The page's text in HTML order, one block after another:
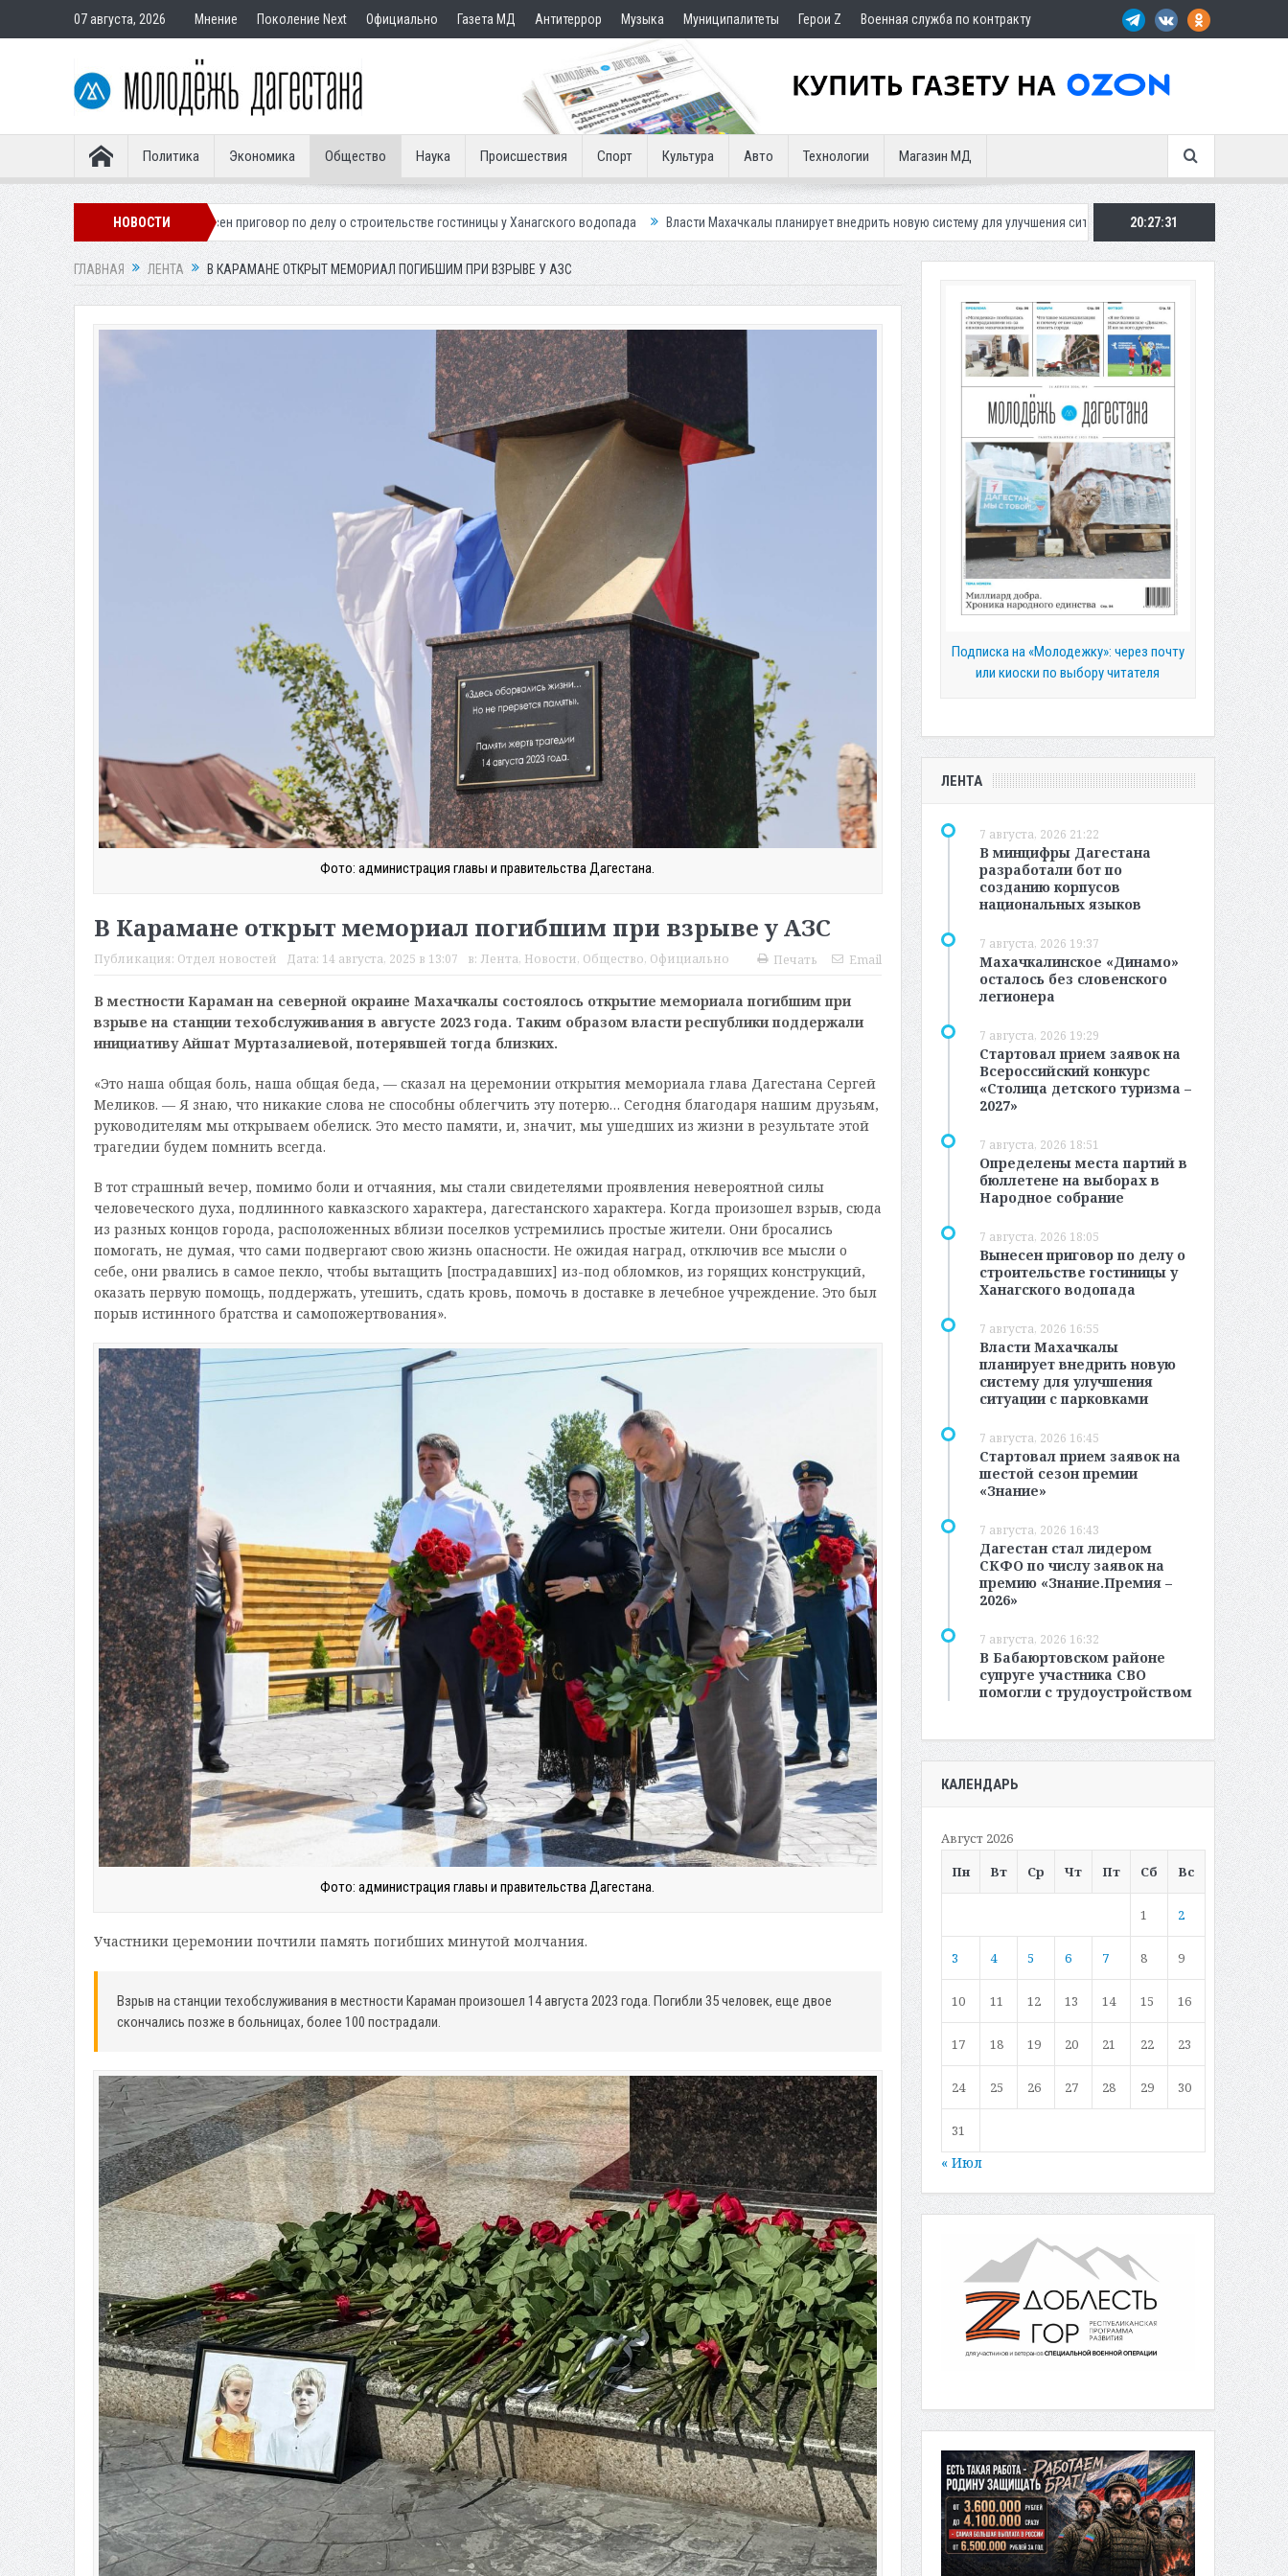
07 августа, 2026 Мнение Поколение Next Официально Газета МД Антитеррор Музыка Муниципалитеты Герои Z Военная служба по контракту
Политика Экономика Общество Наука Происшествия Спорт Культура Авто Технологии Магазин МД
НОВОСТИ
Вынесен приговор по делу о строительстве гостиницы у Ханагского водопада Власти Махачкалы планирует внедрить новую систему для улучшения ситуации с парковками Махачкалинское «Динамо»
20:27:33
ГЛАВНАЯ ЛЕНТА В КАРАМАНЕ ОТКРЫТ МЕМОРИАЛ ПОГИБШИМ ПРИ ВЗРЫВЕ У АЗС
Фото: администрация главы и правительства Дагестана.
В Карамане открыт мемориал погибшим при взрыве у АЗС
Публикация: Отдел новостей Дата: 14 августа, 2025 в 13:07 в: Лента, Новости, Общество, Официально Печать Email
В местности Караман на северной окраине Махачкалы состоялось открытие мемориала погибшим при
взрыве на станции техобслуживания в августе 2023 года. Таким образом власти республики поддержали
инициативу Айшат Муртазалиевой, потерявшей тогда близких.
«Это наша общая боль, наша общая беда, — сказал на церемонии открытия мемориала глава Дагестана Сергей
Меликов. — Я знаю, что никакие слова не способны облегчить эту потерю… Сегодня благодаря нашим друзьям,
руководителям мы открываем обелиск. Это место памяти, и, значит, мы ушедших из жизни в результате этой
трагедии будем помнить всегда.
В тот страшный вечер, помимо боли и отчаяния, мы стали свидетелями проявления невероятной силы
человеческого духа, подлинного кавказского характера, дагестанского характера. Когда произошел взрыв, сюда
из разных концов города, расположенных вблизи поселков устремились простые жители. Они бросались
помогать, не думая, что сами подвергают свою жизнь опасности. Не ожидая наград, отключив все мысли о
себе, они рвались в самое пекло, чтобы вытащить [пострадавших] из-под обломков, из горящих конструкций,
оказать первую помощь, поддержать, утешить, сдать кровь, помочь в доставке в лечебное учреждение. Это был
порыв истинного братства и самопожертвования».
Фото: администрация главы и правительства Дагестана.
Участники церемонии почтили память погибших минутой молчания.
Взрыв на станции техобслуживания в местности Караман произошел 14 августа 2023 года. Погибли 35 человек, еще двое
скончались позже в больницах, более 100 пострадали.
Подписка на «Молодежку»: через почту
или киоски по выбору читателя
ЛЕНТА
7 августа, 2026 21:22
В минцифры Дагестана
разработали бот по
созданию корпусов
национальных языков
7 августа, 2026 19:37
Махачкалинское «Динамо»
осталось без словенского
легионера
7 августа, 2026 19:29
Стартовал прием заявок на
Всероссийский конкурс
«Столица детского туризма –
2027»
7 августа, 2026 18:51
Определены места партий в
бюллетене на выборах в
Народное собрание
7 августа, 2026 18:05
Вынесен приговор по делу о
строительстве гостиницы у
Ханагского водопада
7 августа, 2026 16:55
Власти Махачкалы
планирует внедрить новую
систему для улучшения
ситуации с парковками
7 августа, 2026 16:45
Стартовал прием заявок на
шестой сезон премии
«Знание»
7 августа, 2026 16:43
Дагестан стал лидером
СКФО по числу заявок на
премию «Знание.Премия –
2026»
7 августа, 2026 16:32
В Бабаюртовском районе
супруге участника СВО
помогли с трудоустройством
КАЛЕНДАРЬ
Август 2026
Пн
Вт Ср Чт Пт Сб Вс
1 2
3 4 5 6 7 8 9
10 11 12 13 14 15 16
17 18 19 20 21 22 23
24 25 26 27 28 29 30
31
« Июл